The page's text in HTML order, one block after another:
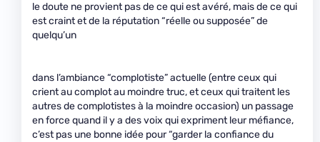
le doute ne provient pas de ce qui est avéré, mais de ce qui
est craint et de la réputation “réelle ou supposée” de
quelqu’un
dans l’ambiance “complotiste” actuelle (entre ceux qui
crient au complot au moindre truc, et ceux qui traitent les
autres de complotistes à la moindre occasion) un passage
en force quand il y a des voix qui expriment leur méfiance,
c’est pas une bonne idée pour “garder la confiance du